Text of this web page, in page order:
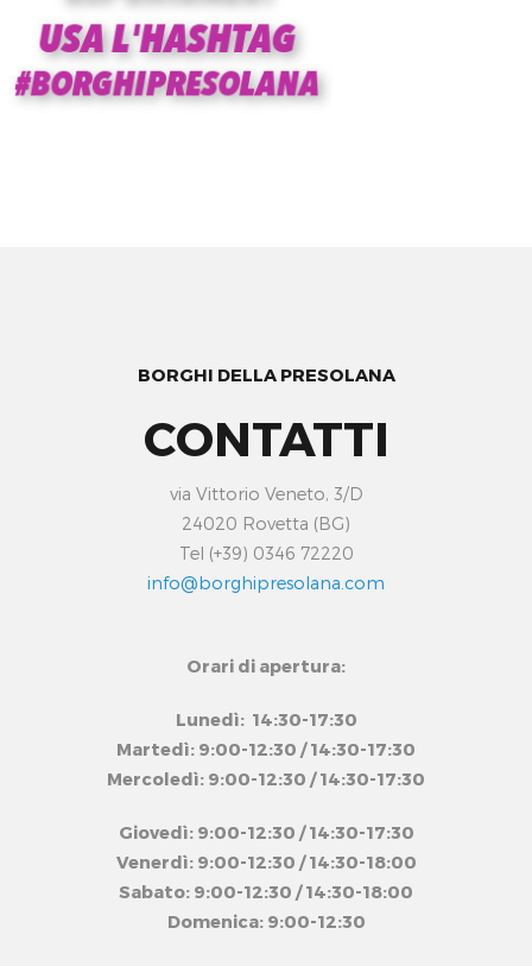
BORGHI DELLA PRESOLANA
CONTATTI
via Vittorio Veneto, 3/D
24020 Rovetta (BG)
Tel (+39) 0346 72220
info@borghipresolana.com
Orari di apertura:
Lunedì: 14:30-17:30
Martedì: 9:00-12:30 / 14:30-17:30
Mercoledì: 9:00-12:30 / 14:30-17:30
Giovedì: 9:00-12:30 / 14:30-17:30
Venerdì: 9:00-12:30 / 14:30-18:00
Sabato: 9:00-12:30 / 14:30-18:00
Domenica: 9:00-12:30